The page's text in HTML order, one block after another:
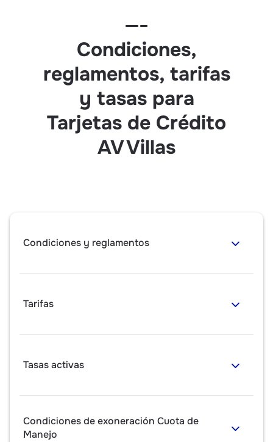
Condiciones,
reglamentos, tarifas
y tasas para
Tarjetas de Crédito
AV Villas
Condiciones y reglamentos
Tarifas
Tasas activas
Condiciones de exoneración Cuota de
Manejo